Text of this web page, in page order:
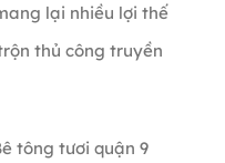
lại nhiều lợi thế
thủ công truyền
tông tươi quận 9